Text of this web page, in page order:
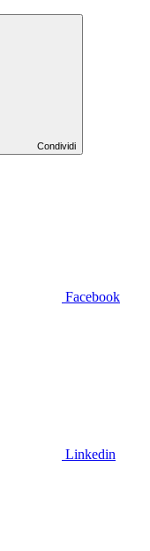
Condividi
Facebook
Linkedin